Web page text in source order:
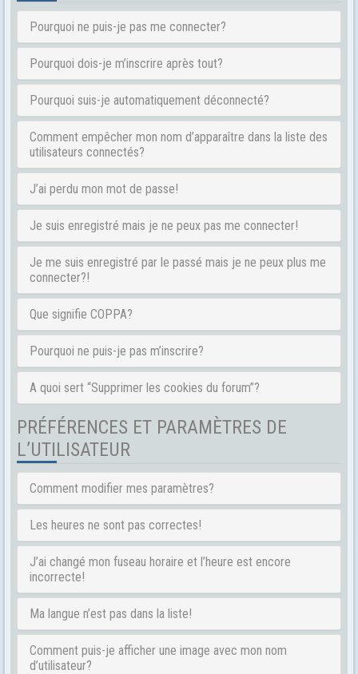
Pourquoi ne puis-je pas me connecter?
Pourquoi dois-je m’inscrire après tout?
Pourquoi suis-je automatiquement déconnecté?
Comment empêcher mon nom d’apparaître dans la liste des
utilisateurs connectés?
J’ai perdu mon mot de passe!
Je suis enregistré mais je ne peux pas me connecter!
Je me suis enregistré par le passé mais je ne peux plus me
connecter?!
Que signifie COPPA?
Pourquoi ne puis-je pas m’inscrire?
A quoi sert “Supprimer les cookies du forum”?
PRÉFÉRENCES ET PARAMÈTRES DE
L’UTILISATEUR
Comment modifier mes paramètres?
Les heures ne sont pas correctes!
J’ai changé mon fuseau horaire et l’heure est encore
incorrecte!
Ma langue n’est pas dans la liste!
Comment puis-je afficher une image avec mon nom
d’utilisateur?